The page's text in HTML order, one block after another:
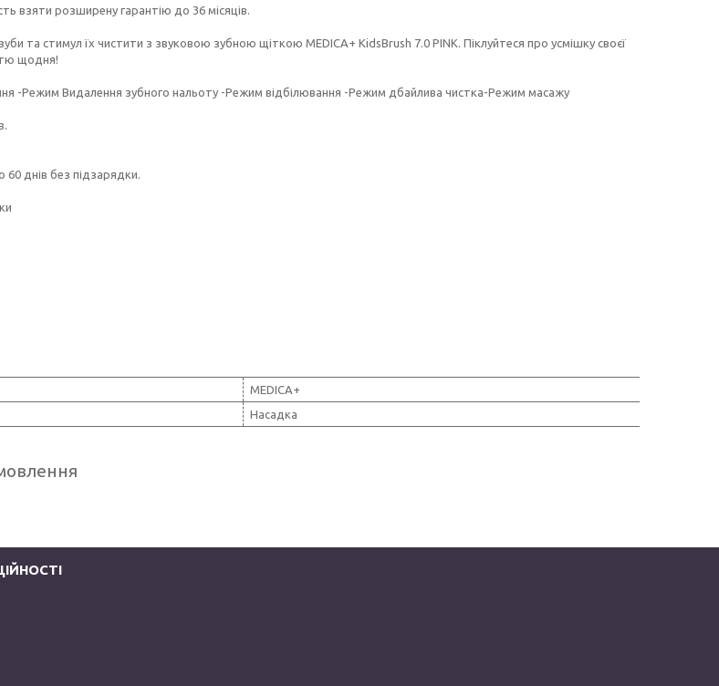
взяти розширену гарантію до 36 місяців.
та стимул їх чистити з звуковою зубною щіткою MEDICA+ KidsBrush 7.0 PINK. Піклуйтеся про усмішку своєї
щодня!
-Режим Видалення зубного нальоту -Режим відбілювання -Режим дбайлива чистка-Режим масажу
днів без підзарядки.
MEDICA+
Насадка